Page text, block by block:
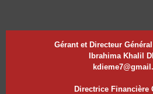
Gérant et Directeur
Ibrahima Khalil
Directrice Financière